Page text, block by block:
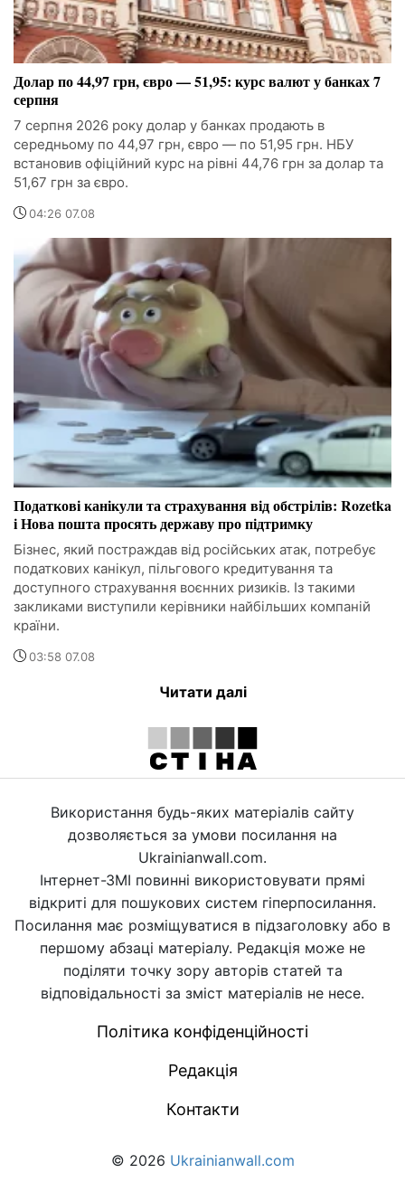
Долар по 44,97 грн, євро — 51,95: курс валют у банках 7
серпня
7 серпня 2026 року долар у банках продають в
середньому по 44,97 грн, євро — по 51,95 грн. НБУ
встановив офіційний курс на рівні 44,76 грн за долар та
51,67 грн за євро.
04:26 07.08
Податкові канікули та страхування від обстрілів: Rozetka
і Нова пошта просять державу про підтримку
Бізнес, який постраждав від російських атак, потребує
податкових канікул, пільгового кредитування та
доступного страхування воєнних ризиків. Із такими
закликами виступили керівники найбільших компаній
країни.
03:58 07.08
Читати далі
Використання будь-яких матеріалів сайту
дозволяється за умови посилання на
Ukrainianwall.com.
Інтернет-ЗМІ повинні використовувати прямі
відкриті для пошукових систем гіперпосилання.
Посилання має розміщуватися в підзаголовку або в
першому абзаці матеріалу. Редакція може не
поділяти точку зору авторів статей та
відповідальності за зміст матеріалів не несе.
Політика конфіденційності
Редакція
Контакти
© 2026 Ukrainianwall.com